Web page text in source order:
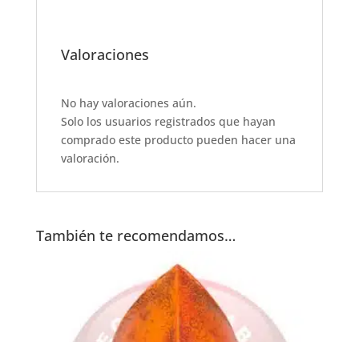
Valoraciones
No hay valoraciones aún.
Solo los usuarios registrados que hayan
comprado este producto pueden hacer una
valoración.
También te recomendamos…